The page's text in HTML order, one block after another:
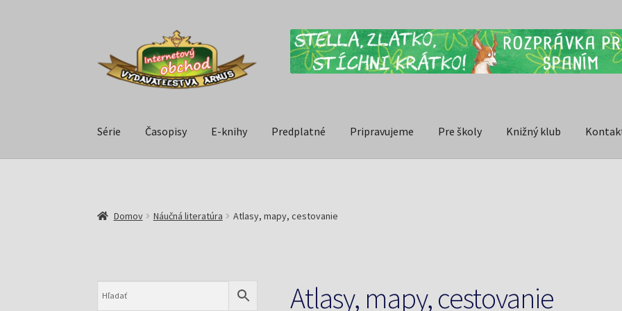
Série Časopisy E-knihy Predplatné Pripravujeme Pre školy Knižný klub
Domov Náučná literatúra Atlasy, mapy, cestovanie
Atlasy, mapy, cestovanie